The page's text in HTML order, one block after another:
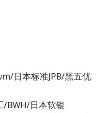
日本标准JPB/黑五优
/BWH/日本软银